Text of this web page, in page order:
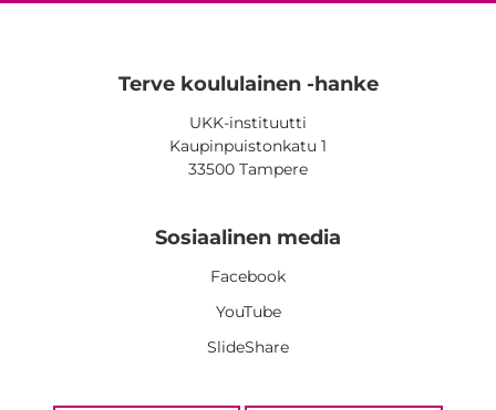
Terve koululainen -hanke
UKK-instituutti
Kaupinpuistonkatu 1
33500 Tampere
Sosiaalinen media
Facebook
YouTube
SlideShare